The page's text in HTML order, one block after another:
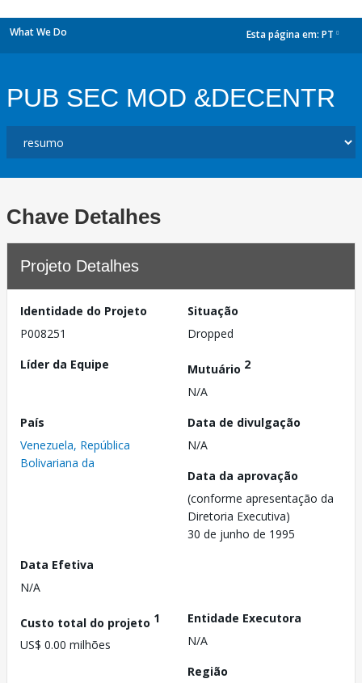
What We Do Esta página em: PT
PUB SEC MOD &DECENTR
Chave Detalhes
Projeto Detalhes
Identidade do Projeto
P008251
Situação
Dropped
Líder da Equipe
Mutuário 2
N/A
País
Venezuela, República
Bolivariana da
Data de divulgação
N/A
Data da aprovação
(conforme apresentação da
Diretoria Executiva)
30 de junho de 1995
Data Efetiva
N/A
Custo total do projeto 1
US$ 0.00 milhões
Entidade Executora
N/A
Região